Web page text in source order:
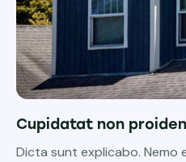
Cupidatat non
Dicta sunt explicabo. Nemo